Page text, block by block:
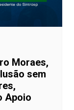
Moraes,
sem
Apoio